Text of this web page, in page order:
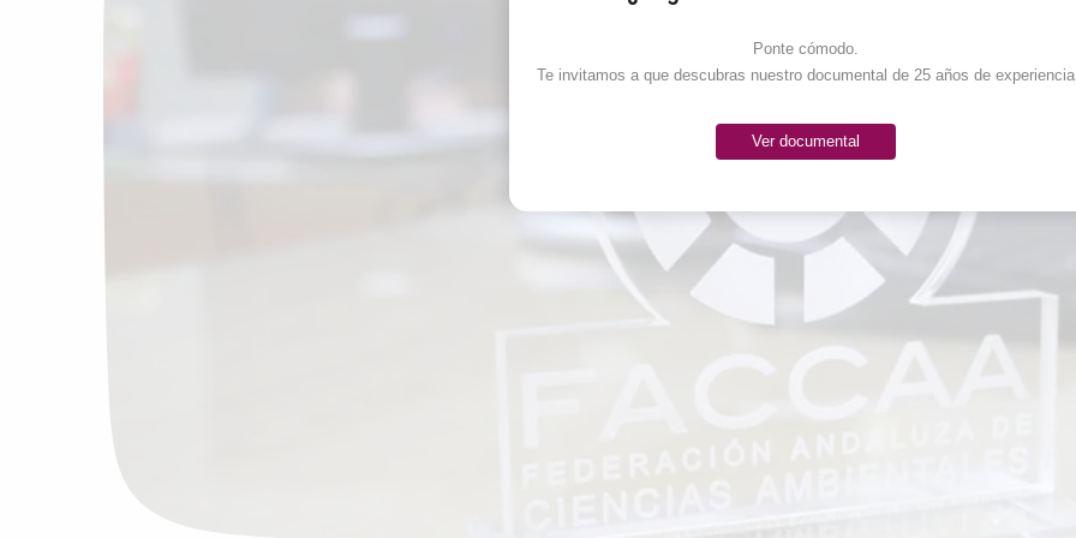
Ponte cómodo.
Te invitamos a que descubras nuestro documental de 25 años de
Ver documental